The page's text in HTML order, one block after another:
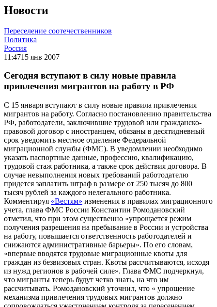
Новости
Переселение соотечественников
Политика
Россия
11:4715 янв 2007
Сегодня вступают в силу новые правила
привлечения мигрантов на работу в РФ
С 15 января вступают в силу новые правила привлечения
мигрантов на работу. Согласно постановлению правительства
РФ, работодатели, заключившие трудовой или гражданско-
правовой договор с иностранцем, обязаны в десятидневный
срок уведомить местное отделение Федеральной
миграционной службы (ФМС). В уведомлении необходимо
указать паспортные данные, профессию, квалификацию,
трудовой стаж работника, а также срок действия договора. В
случае невыполнения новых требований работодателю
придется заплатить штраф в размере от 250 тысяч до 800
тысяч рублей за каждого нелегального работника.
Комментируя «Вестям» изменения в правилах миграционного
учета, глава ФМС России Константин Ромодановский
отметил, что при этом существенно «упрощается режим
получения разрешения на пребывание в России и устройства
на работу, повышается ответственность работодателей и
снижаются административные барьеры». По его словам,
«впервые вводятся трудовые миграционные квоты для
граждан из безвизовых стран. Квоты рассчитываются, исходя
из нужд регионов в рабочей силе». Глава ФМС подчеркнул,
что мигранты теперь будут четко знать, на что им
рассчитывать. Ромодановский уточнил, что « упрощение
механизма привлечения трудовых мигрантов должно